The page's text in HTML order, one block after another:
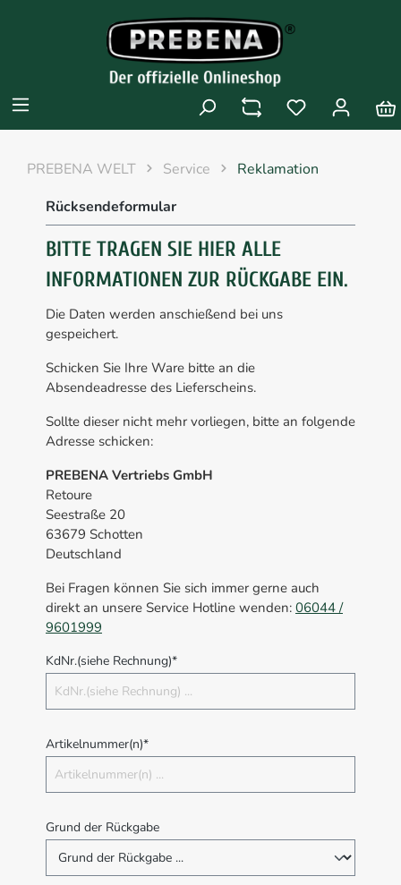
PREBENA WELT Service
Reklamation
Rücksendeformular
BITTE TRAGEN SIE HIER ALLE
INFORMATIONEN ZUR RÜCKGABE EIN.
Die Daten werden anschießend bei uns
gespeichert.
Schicken Sie Ihre Ware bitte an die
Absendeadresse des Lieferscheins.
Sollte dieser nicht mehr vorliegen, bitte an folgende
Adresse schicken:
PREBENA Vertriebs GmbH
Retoure
Seestraße 20
63679 Schotten
Deutschland
Bei Fragen können Sie sich immer gerne auch
direkt an unsere Service Hotline wenden: 06044 /
9601999
KdNr.(siehe Rechnung)*
Artikelnummer(n)*
Grund der Rückgabe